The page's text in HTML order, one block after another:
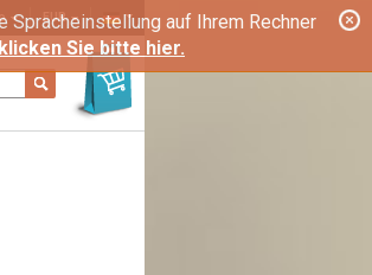
auf Ihrem Rechner
Sie bitte hier.
EUR